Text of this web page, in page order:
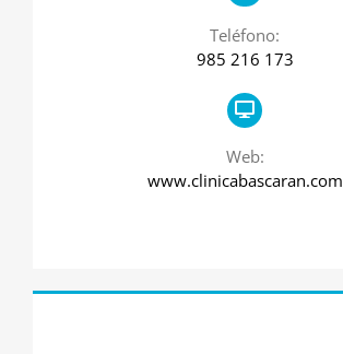
Teléfono:
985 216 173
Web:
www.clinicabascaran.com